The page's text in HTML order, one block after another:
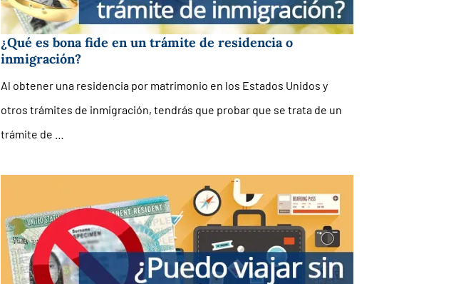
¿Qué es bona fide en un trámite de residencia o
inmigración?
Al obtener una residencia por matrimonio en los Estados Unidos y
otros trámites de inmigración, tendrás que probar que se trata de un
trámite de …